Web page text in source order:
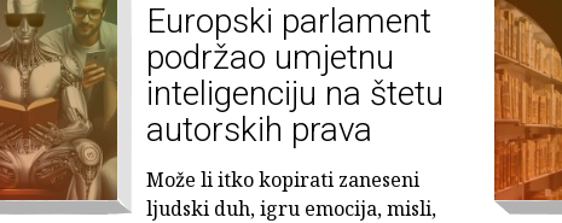
Europski parlament
podržao umjetnu
inteligenciju na štetu
autorskih prava
Može li itko kopirati zaneseni
ljudski duh, igru emocija, misli,